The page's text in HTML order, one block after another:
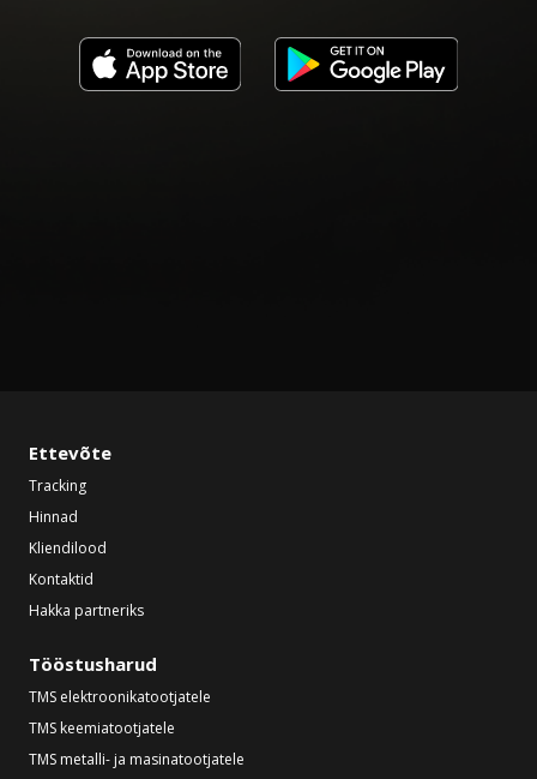
Ettevõte
Tracking
Hinnad
Kliendilood
Kontaktid
Hakka partneriks
Tööstusharud
TMS elektroonikatootjatele
TMS keemiatootjatele
TMS metalli- ja masinatootjatele